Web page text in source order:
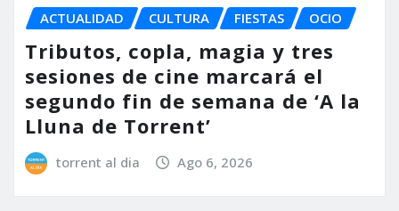
ACTUALIDAD CULTURA FIESTAS OCIO
Tributos, copla, magia y tres
sesiones de cine marcará el
segundo fin de semana de ‘A la
Lluna de Torrent’
torrent al dia Ago 6, 2026